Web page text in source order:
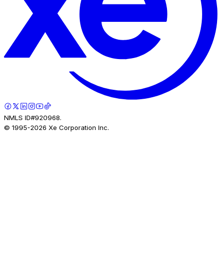
NMLS ID#920968.
© 1995-2026 Xe Corporation Inc.